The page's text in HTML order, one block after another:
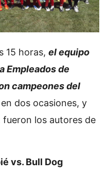
15 horas, el equipo
Empleados de
campeones del
dos ocasiones, y
fueron los autores de
vs. Bull Dog